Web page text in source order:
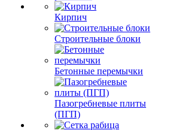
Кирпич
Строительные блоки
Бетонные перемычки
Пазогребневые плиты
(ПГП)